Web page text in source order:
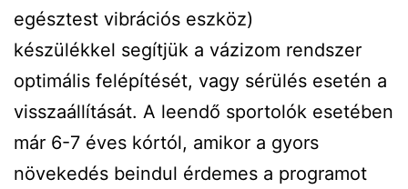
egésztest vibrációs eszköz)
készülékkel segítjük a vázizom rendszer
optimális felépítését, vagy sérülés esetén a
visszaállítását. A leendő sportolók esetében
már 6-7 éves kórtól, amikor a gyors
növekedés beindul érdemes a programot